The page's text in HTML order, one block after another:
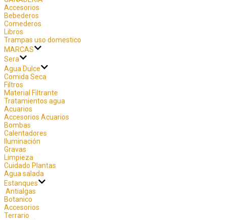
Accesorios
Bebederos
Comederos
Libros
Trampas uso domestico
MARCAS
Sera
Agua Dulce
Comida Seca
Filtros
Material Filtrante
Tratamientos agua
Acuarios
Accesorios Acuarios
Bombas
Calentadores
Iluminación
Gravas
Limpieza
Cuidado Plantas
Agua salada
Estanques
Antialgas
Botanico
Accesorios
Terrario